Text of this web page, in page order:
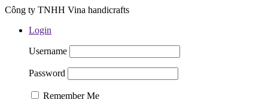
Công ty TNHH Vina handicrafts
Login
Username
Password
Remember Me